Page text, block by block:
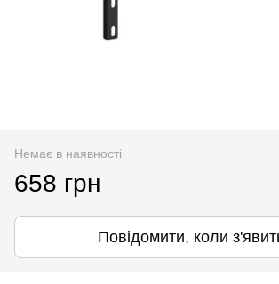
Немає в наявності
658 грн
Повідомити, коли